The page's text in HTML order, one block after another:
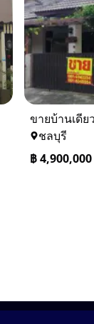
ชลบุรี
฿4,900,000